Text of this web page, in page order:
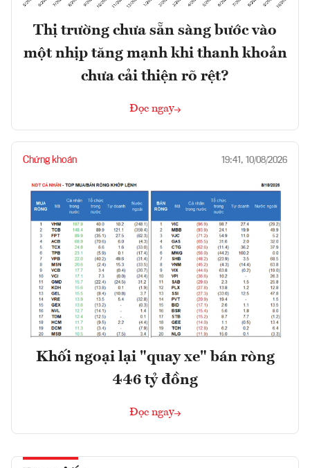
Thị trường chưa sẵn sàng bước vào
một nhịp tăng mạnh khi thanh khoản
chưa cải thiện rõ rệt?
Đọc ngay
Chứng khoán 19:41, 10/08/2026
Khối ngoại lại "quay xe" bán ròng
446 tỷ đồng
Đọc ngay